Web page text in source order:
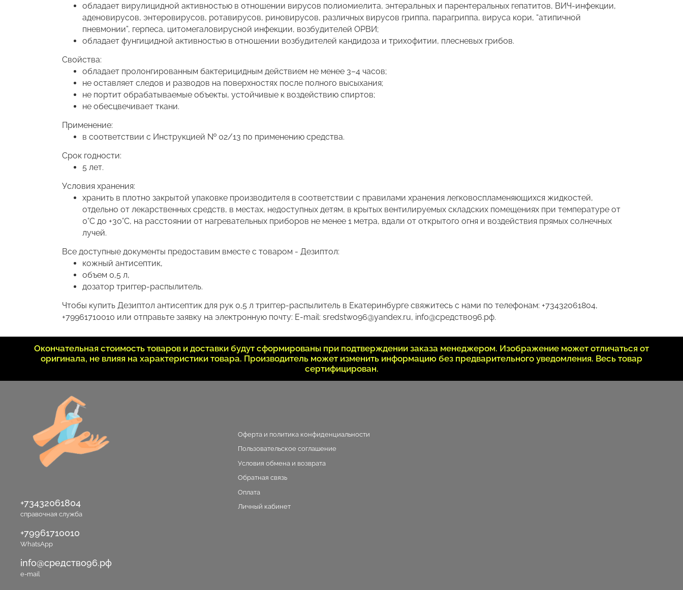
обладает вирулицидной активностью в отношении вирусов полиомиелита, энтеральных и парентеральных гепатитов, ВИЧ-инфекции,
аденовирусов, энтеровирусов, ротавирусов, риновирусов, различных вирусов гриппа, парагриппа, вируса кори, “атипичной
пневмонии”, герпеса, цитомегаловирусной инфекции, возбудителей ОРВИ;
обладает фунгицидной активностью в отношении возбудителей кандидоза и трихофитии, плесневых грибов.
Свойства:
обладает пролонгированным бактерицидным действием не менее 3–4 часов;
не оставляет следов и разводов на поверхностях после полного высыхания;
не портит обрабатываемые объекты, устойчивые к воздействию спиртов;
не обесцвечивает ткани.
Применение:
в соответствии с Инструкцией № 02/13 по применению средства.
Срок годности:
5 лет.
Условия хранения:
хранить в плотно закрытой упаковке производителя в соответствии с правилами хранения легковоспламеняющихся жидкостей,
отдельно от лекарственных средств, в местах, недоступных детям, в крытых вентилируемых складских помещениях при температуре от
0°С до +30°С, на расстоянии от нагревательных приборов не менее 1 метра, вдали от открытого огня и воздействия прямых солнечных
лучей.
Все доступные документы предоставим вместе с товаром - Дезиптол:
кожный антисептик,
объем 0,5 л,
дозатор триггер-распылитель.
Чтобы купить Дезиптол антисептик для рук 0,5 л триггер-распылитель в Екатеринбурге свяжитесь с нами по телефонам: +73432061804,
+79961710010 или отправьте заявку на электронную почту: E-mail: sredstwo96@yandex.ru, info@средство96.рф.
Окончательная стоимость товаров и доставки будут сформированы при подтверждении заказа менеджером. Изображение может отличаться от
оригинала, не влияя на характеристики товара. Производитель может изменить информацию без предварительного уведомления. Весь товар
сертифицирован.
Оферта и политика конфиденциальности
Пользовательское соглашение
Условия обмена и возврата
Обратная связь
Оплата
Личный кабинет
+73432061804
справочная служба
+79961710010
WhatsApp
info@средство96.рф
e-mail